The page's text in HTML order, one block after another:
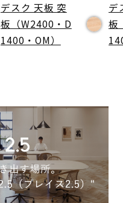
デスク 天板 突
板（W2400・D
1400・OM）
デ
板